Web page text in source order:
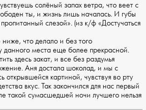
солёный запах ветра, что веет с
ты, и жизнь лишь началась. И губы
слезой». (из к/ф «Достучаться
что делало и без того
данного места еще более прекрасной.
здесь закат, и все без раздумья
Аня достала шоколад, и мы с
открывшейся картиной, чувствуя во рту
вкус. Так закончился для нас первый
такой сумасшедшей ночи лучшего нельзя